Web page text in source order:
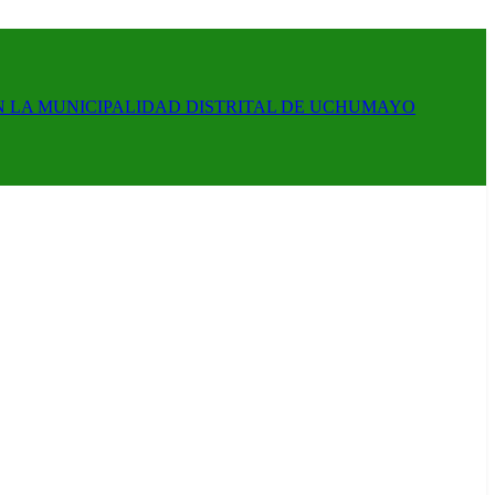
LA MUNICIPALIDAD DISTRITAL DE UCHUMAYO